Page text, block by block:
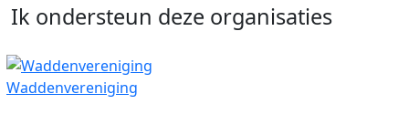
Ik ondersteun deze organisaties
Waddenvereniging